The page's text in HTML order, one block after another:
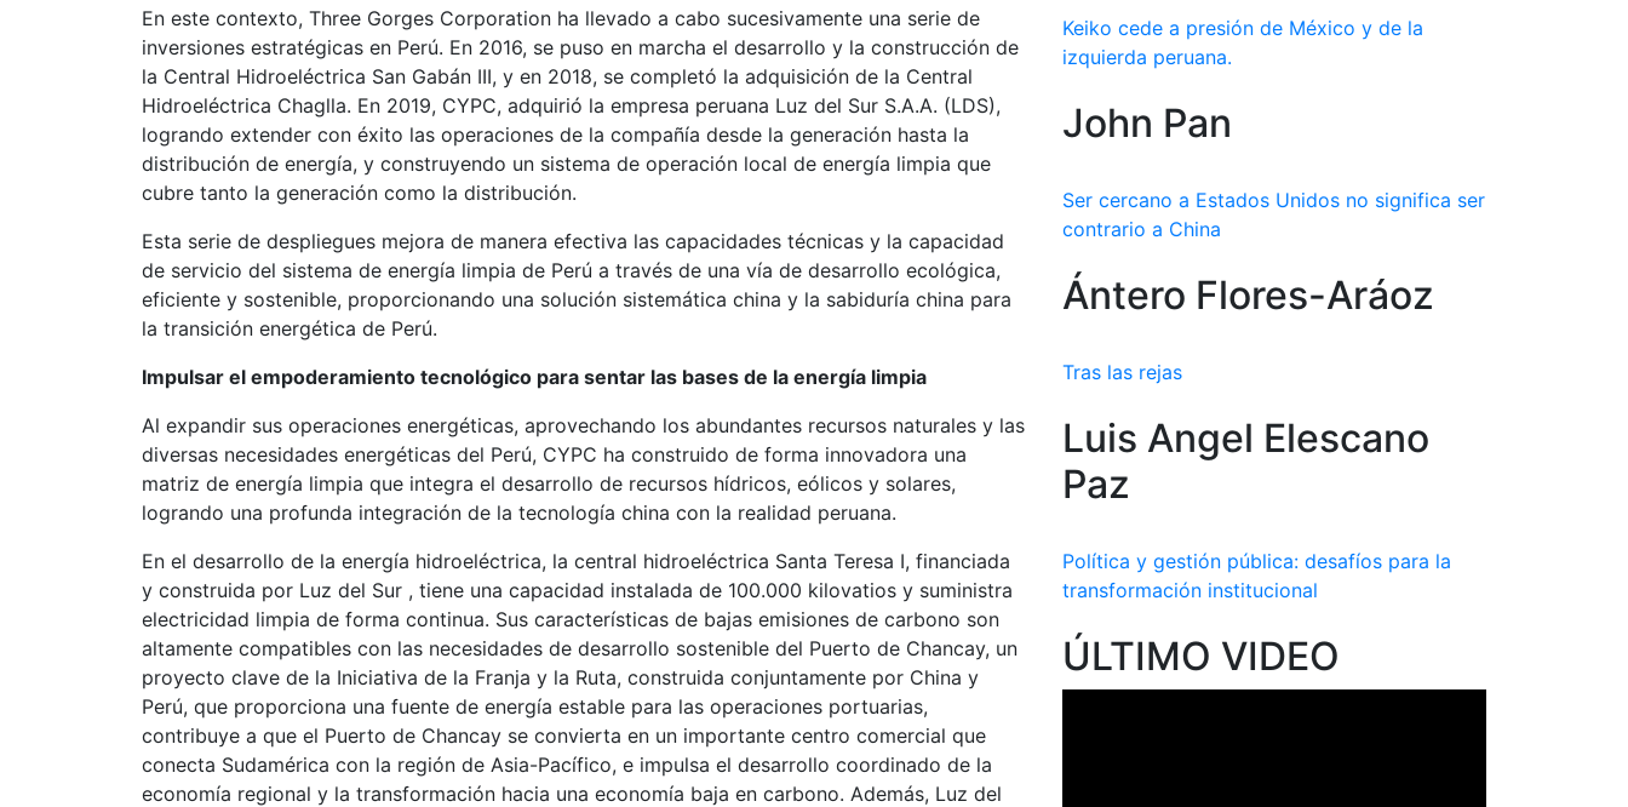
En este contexto, Three Gorges Corporation ha llevado a cabo sucesivamente una serie de
inversiones estratégicas en Perú. En 2016, se puso en marcha el desarrollo y la construcción de
la Central Hidroeléctrica San Gabán III, y en 2018, se completó la adquisición de la Central
Hidroeléctrica Chaglla. En 2019, CYPC, adquirió la empresa peruana Luz del Sur S.A.A. (LDS),
logrando extender con éxito las operaciones de la compañía desde la generación hasta la
distribución de energía, y construyendo un sistema de operación local de energía limpia que
cubre tanto la generación como la distribución.
Esta serie de despliegues mejora de manera efectiva las capacidades técnicas y la capacidad
de servicio del sistema de energía limpia de Perú a través de una vía de desarrollo ecológica,
eficiente y sostenible, proporcionando una solución sistemática china y la sabiduría china para
la transición energética de Perú.
Impulsar el empoderamiento tecnológico para sentar las bases de la energía limpia
Al expandir sus operaciones energéticas, aprovechando los abundantes recursos naturales y las
diversas necesidades energéticas del Perú, CYPC ha construido de forma innovadora una
matriz de energía limpia que integra el desarrollo de recursos hídricos, eólicos y solares,
logrando una profunda integración de la tecnología china con la realidad peruana.
En el desarrollo de la energía hidroeléctrica, la central hidroeléctrica Santa Teresa I, financiada
y construida por Luz del Sur , tiene una capacidad instalada de 100.000 kilovatios y suministra
electricidad limpia de forma continua. Sus características de bajas emisiones de carbono son
altamente compatibles con las necesidades de desarrollo sostenible del Puerto de Chancay, un
proyecto clave de la Iniciativa de la Franja y la Ruta, construida conjuntamente por China y
Perú, que proporciona una fuente de energía estable para las operaciones portuarias,
contribuye a que el Puerto de Chancay se convierta en un importante centro comercial que
conecta Sudamérica con la región de Asia-Pacífico, e impulsa el desarrollo coordinado de la
economía regional y la transformación hacia una economía baja en carbono. Además, Luz del
Keiko cede a presión de México y de la
izquierda peruana.
John Pan
Ser cercano a Estados Unidos no significa ser
contrario a China
Ántero Flores-Aráoz
Tras las rejas
Luis Angel Elescano
Paz
Política y gestión pública: desafíos para la
transformación institucional
ÚLTIMO VIDEO